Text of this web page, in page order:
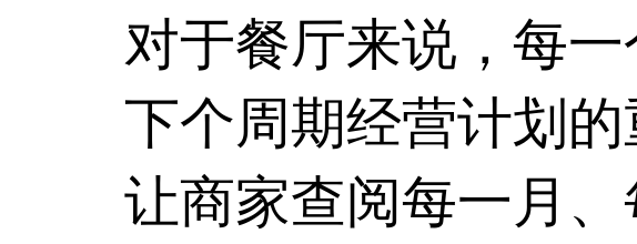
对于餐厅来说，每
下个周期经营计划
让商家查阅每一月